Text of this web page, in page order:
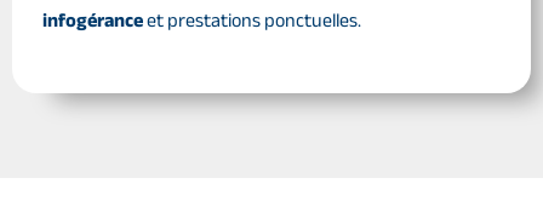
infogéranceet prestations ponctuelles.